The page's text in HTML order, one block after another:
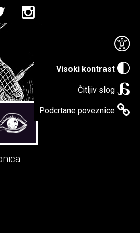
Visoki kontrast
Čitljiv slog
Podcrtane poveznice